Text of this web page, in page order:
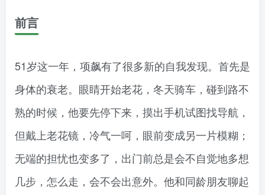
前言
51岁这一年，项飙有了很多新的自我发现。首先是
身体的衰老。眼睛开始老花，冬天骑车，碰到路不
熟的时候，他要先停下来，摸出手机试图找导航，
但戴上老花镜，冷气一呵，眼前变成另一片模糊；
无端的担忧也变多了，出门前总是会不自觉地多想
几步，怎么走，会不会出意外。他和同龄朋友聊起